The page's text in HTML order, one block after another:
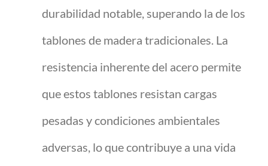
durabilidad notable, superando la de los
tablones de madera tradicionales. La
resistencia inherente del acero permite
que estos tablones resistan cargas
pesadas y condiciones ambientales
adversas, lo que contribuye a una vida